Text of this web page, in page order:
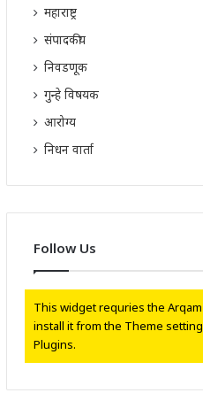
महाराष्ट्र
संपादकीय
निवडणूक
गुन्हे विषयक
आरोग्य
निधन वार्ता
Follow Us
This widget requries the Arqam
install it from the Theme
Plugins.